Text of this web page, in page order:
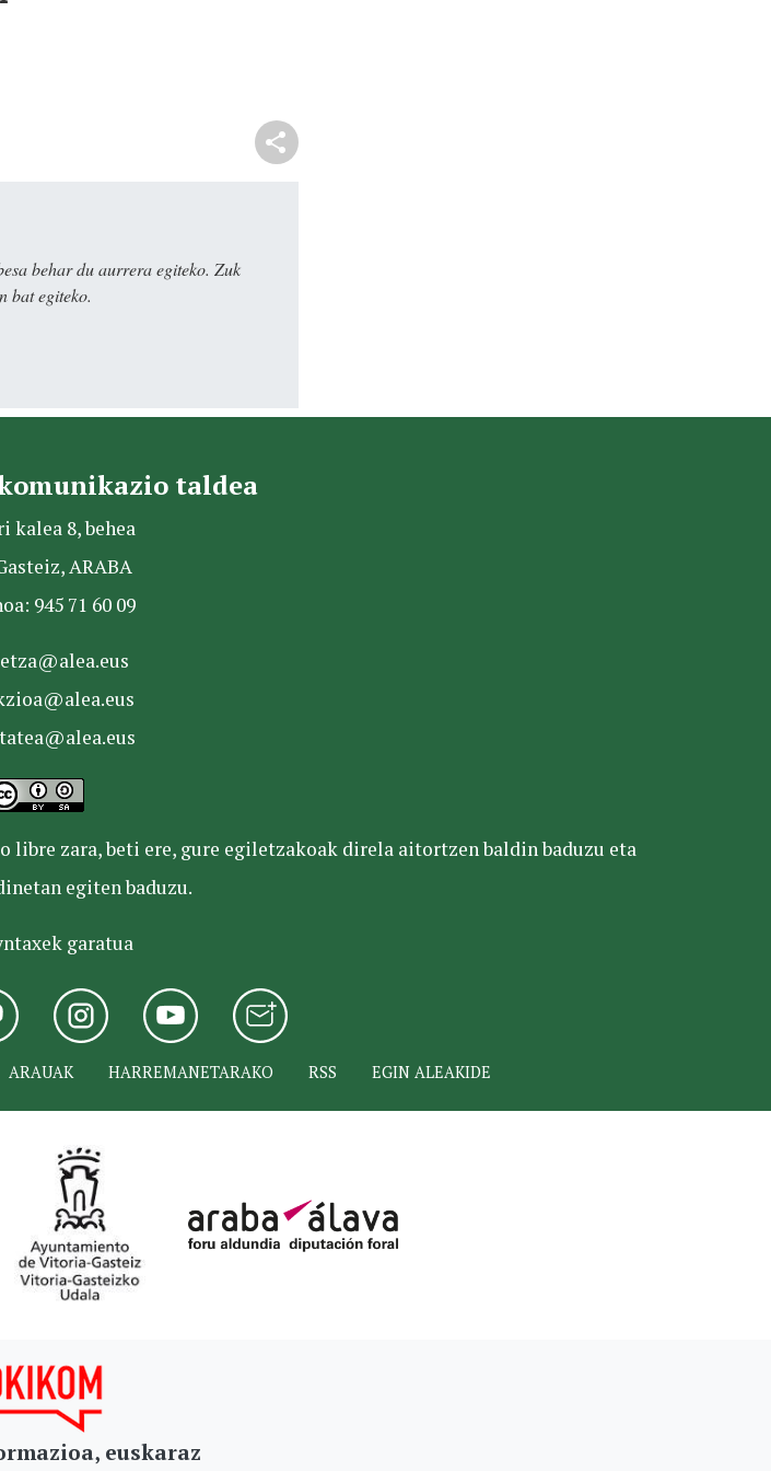
behar du aurrera egiteko. Zuk
bat egiteko.
taldea
kalea 8, behea
ARABA
945 71 60 09
zara, beti ere, gure egiletzakoak direla aitortzen baldin baduzu eta
egiten baduzu.
garatua
ARAUAK HARREMANETARAKO RSS EGIN ALEAKIDE
euskaraz